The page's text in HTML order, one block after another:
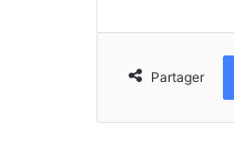
Partager